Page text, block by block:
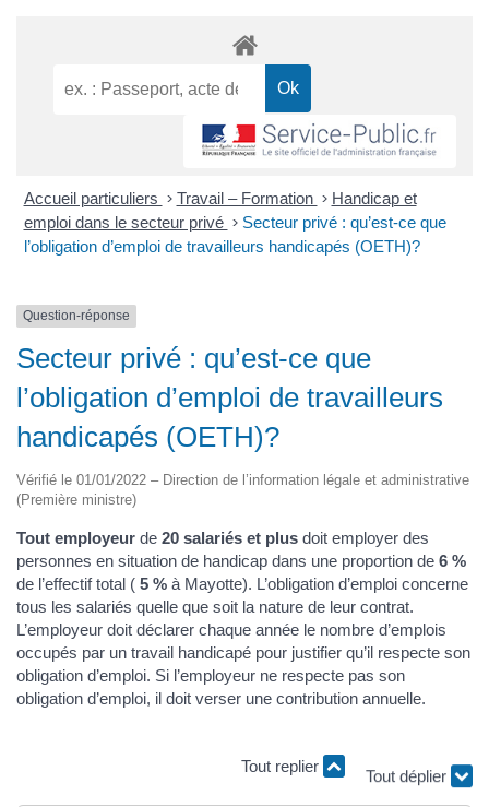
Accueil particuliers > Travail – Formation > Handicap et
emploi dans le secteur privé > Secteur privé : qu’est-ce que
l’obligation d’emploi de travailleurs handicapés (OETH)?
Question-réponse
Secteur privé : qu’est-ce que
l’obligation d’emploi de travailleurs
handicapés (OETH)?
Vérifié le 01/01/2022 – Direction de l’information légale et administrative
(Première ministre)
Tout employeur de 20 salariés et plus doit employer des
personnes en situation de handicap dans une proportion de 6 %
de l’effectif total ( 5 % à Mayotte). L’obligation d’emploi concerne
tous les salariés quelle que soit la nature de leur contrat.
L’employeur doit déclarer chaque année le nombre d’emplois
occupés par un travail handicapé pour justifier qu’il respecte son
obligation d’emploi. Si l’employeur ne respecte pas son
obligation d’emploi, il doit verser une contribution annuelle.
Tout replier
Tout déplier